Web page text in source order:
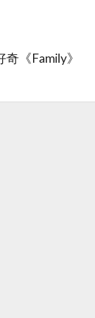
《Family》